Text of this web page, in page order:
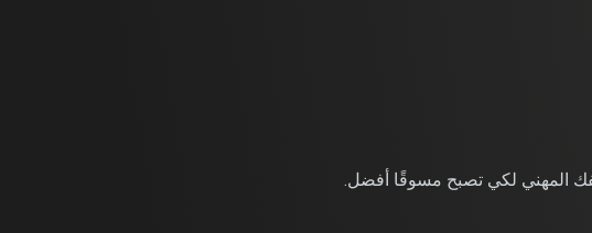
وخدماتنا.
المهني لكي تصبح مسوقًا أفضل.